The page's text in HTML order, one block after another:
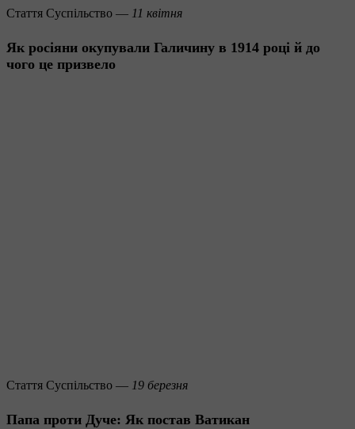
Стаття Суспільство — 11 квітня
Як росіяни окупували Галичину в 1914 році й до
чого це призвело
Стаття Суспільство — 19 березня
Папа проти Дуче: Як постав Ватикан